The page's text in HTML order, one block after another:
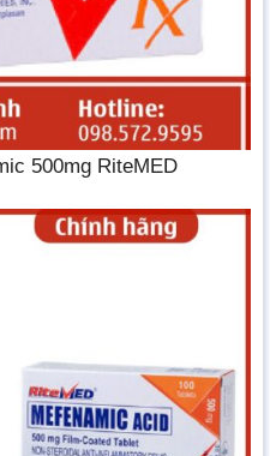
500mg RiteMED